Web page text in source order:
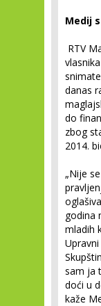
Medij
RTV
danas
do
zbog
2014.
„Nije
godina
mladih
sam ja
doći u
kaže